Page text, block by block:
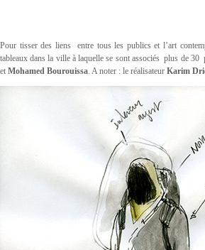
Pour tisser des liens entre tous les publics et l’art
tableaux dans la ville à laquelle se sont associés plus de
et Mohamed Bourouissa. A noter : le réalisateur Karim